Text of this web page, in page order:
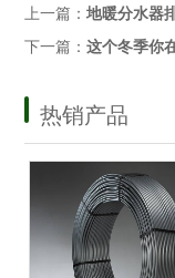
上一篇：地暖分水器
下一篇：这个冬季你
热销产品